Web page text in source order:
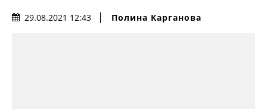
29.08.2021 12:43 Полина Карганова